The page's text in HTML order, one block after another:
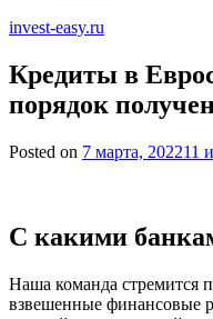
invest-easy.ru
Кредиты в
порядок
Posted on 7 марта, 202211
С какими
Наша команда стремится
взвешенные финансовые